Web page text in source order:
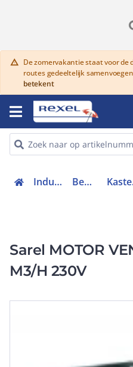
warning De zomervakantie staat voor
routes gedeeltelijk
betekent
Industriele componenten Behuizingen en kasten
Sarel MOTOR
M3/H 230V